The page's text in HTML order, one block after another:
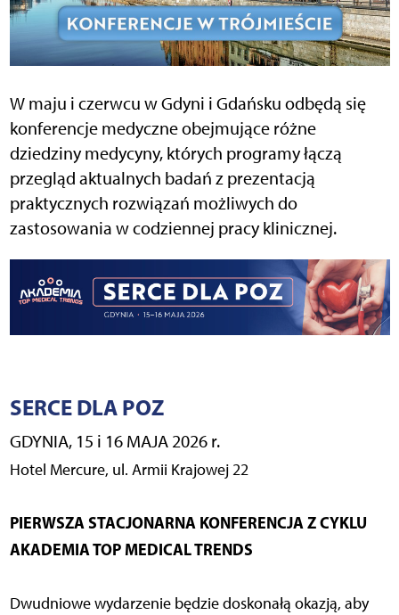
W maju i czerwcu w Gdyni i Gdańsku odbędą się
konferencje medyczne obejmujące różne
dziedziny medycyny, których programy łączą
przegląd aktualnych badań z prezentacją
praktycznych rozwiązań możliwych do
zastosowania w codziennej pracy klinicznej.
SERCE DLA POZ
GDYNIA, 15 i 16 MAJA 2026 r.
Hotel Mercure, ul. Armii Krajowej 22
PIERWSZA STACJONARNA KONFERENCJA Z CYKLU
AKADEMIA TOP MEDICAL TRENDS
Dwudniowe wydarzenie będzie doskonałą okazją, aby